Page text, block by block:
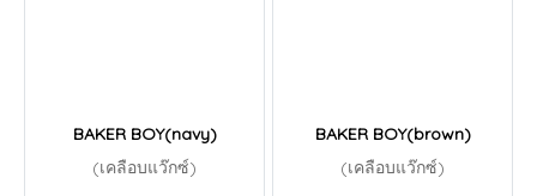
BAKER BOY(navy)
(เคลือบแว๊กซ์)
BAKER BOY(brown)
(เคลือบแว๊กซ์)